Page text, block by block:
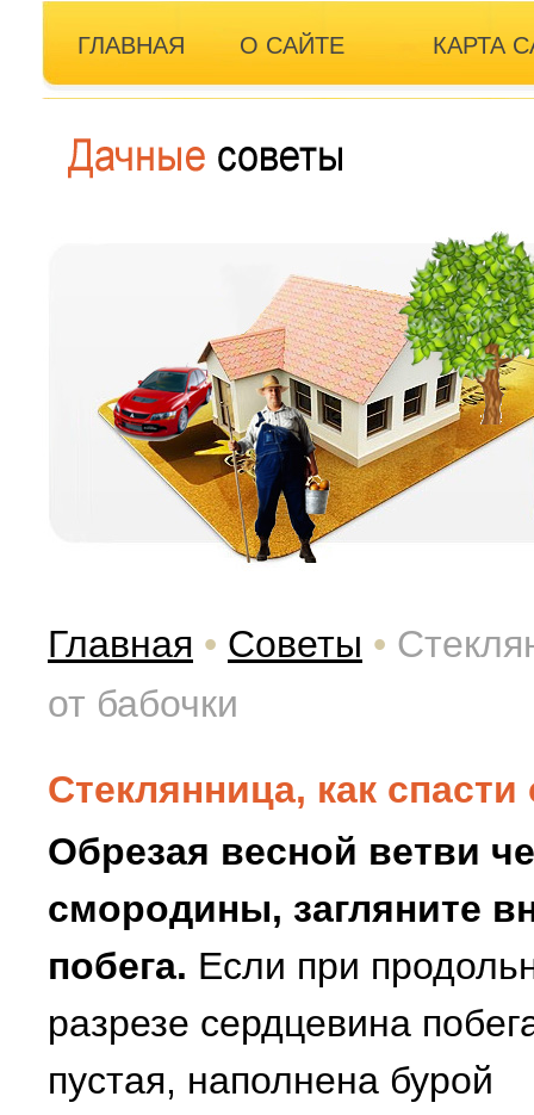
ГЛАВНАЯ О САЙТЕ КАРТА
Главная • Советы •
от бабочки
Стеклянница, как
Обрезая весной ветви
смородины, загляните
побега. Если при
разрезе сердцевина
пустая, наполнена бурой